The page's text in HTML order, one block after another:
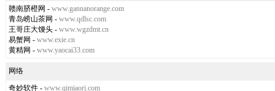
赣南脐橙网 - www.gannanorange.com
青岛崂山茶网 - www.qdlsc.com
王哥庄大馒头 - www.wgzdmt.cn
易蟹网 - www.exie.cn
黄精网 - www.yaocai33.com
网络
奇妙软件 - www.qimiaorj.com